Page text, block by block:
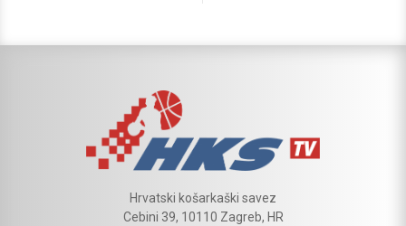
Hrvatski košarkaški savez
Cebini 39, 10110 Zagreb, HR